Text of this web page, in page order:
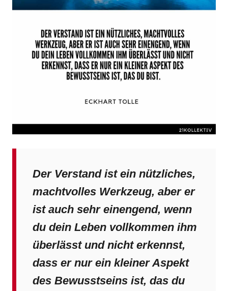
Der Verstand ist ein nützliches,
machtvolles Werkzeug, aber er
ist auch sehr einengend, wenn
du dein Leben vollkommen ihm
überlässt und nicht erkennst,
dass er nur ein kleiner Aspekt
des Bewusstseins ist, das du